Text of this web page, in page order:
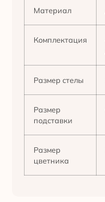
Материал
Комплектация
Размер стелы
Размер
подставки
Размер
цветника